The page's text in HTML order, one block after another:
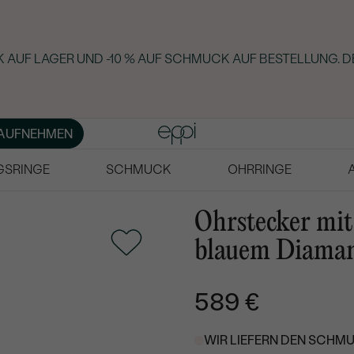
LAGER UND -10 % AUF SCHMUCK AUF BESTELLUNG.
SCHMUCK OHRRINGE
Ohrstecker
blauem
589 €
WIR LIEFERN DEN